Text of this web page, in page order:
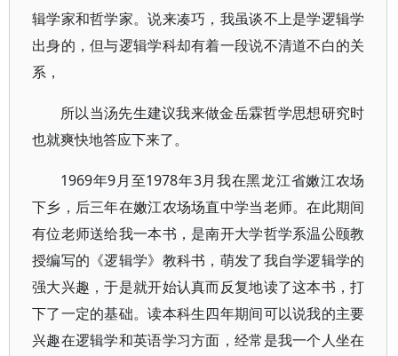
辑学家和哲学家。说来凑巧，我虽谈不上是学逻辑学
出身的，但与逻辑学科却有着一段说不清道不白的关
系，
所以当汤先生建议我来做金岳霖哲学思想研究时
也就爽快地答应下来了。
1969年9月至1978年3月我在黑龙江省嫩江农场
下乡，后三年在嫩江农场场直中学当老师。在此期间
有位老师送给我一本书，是南开大学哲学系温公颐教
授编写的《逻辑学》教科书，萌发了我自学逻辑学的
强大兴趣，于是就开始认真而反复地读了这本书，打
下了一定的基础。读本科生四年期间可以说我的主要
兴趣在逻辑学和英语学习方面，经常是我一个人坐在